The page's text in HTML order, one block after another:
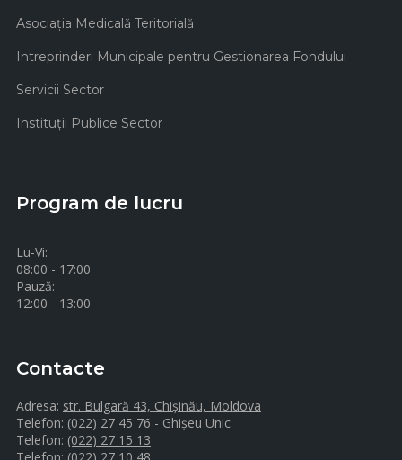
Asociaţia Medicală Teritorială
Intreprinderi Municipale pentru Gestionarea Fondului
Servicii Sector
Instituţii Publice Sector
Program de lucru
Lu-Vi:
08:00 - 17:00
Pauză:
12:00 - 13:00
Contacte
Adresa: str. Bulgară 43, Chișinău, Moldova
Telefon: (022) 27 45 76 - Ghișeu Unic
Telefon: (022) 27 15 13